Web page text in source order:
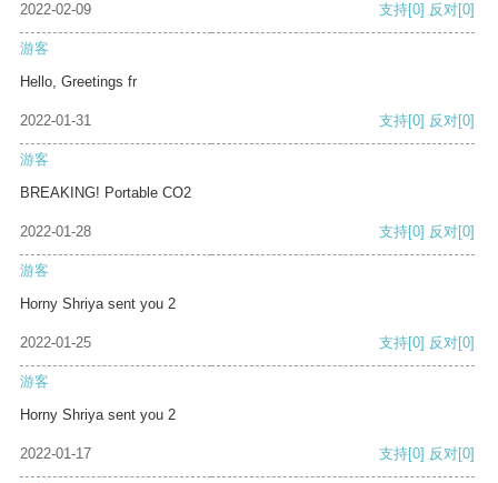
2022-02-09 支持[0] 反对[0]
游客
Hello, Greetings fr
2022-01-31 支持[0] 反对[0]
游客
BREAKING! Portable CO2
2022-01-28 支持[0] 反对[0]
游客
Horny Shriya sent you 2
2022-01-25 支持[0] 反对[0]
游客
Horny Shriya sent you 2
2022-01-17 支持[0] 反对[0]